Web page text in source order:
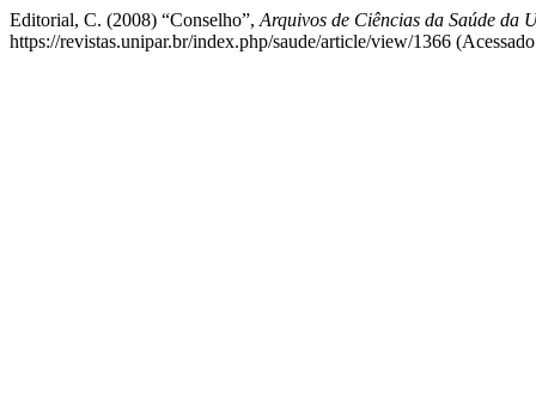
Editorial, C. (2008) “Conselho”, Arquivos de Ciências da Saúde da
https://revistas.unipar.br/index.php/saude/article/view/1366